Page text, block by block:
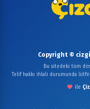
Copyright ©
Bu sitedeki tüm
Telif hakkı ihlali durumunda
ile